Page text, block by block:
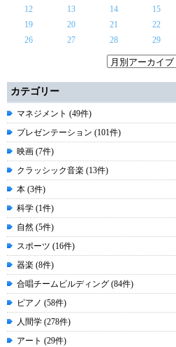
12
13 14 15
19
20 21 22
26
27 28 29
カテゴリー
マネジメント (49件)
プレゼンテーション (101件)
映画 (7件)
クラッシック音楽 (13件)
本 (3件)
科学 (1件)
自然 (5件)
スポーツ (16件)
器楽 (8件)
合唱チームビルディング (84件)
ピアノ (58件)
人間学 (278件)
アート (29件)